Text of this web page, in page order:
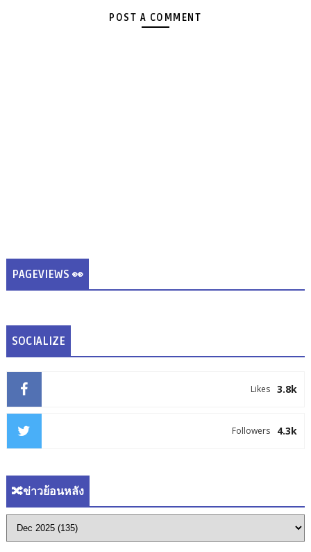
POST A COMMENT
PAGEVIEWS 👀
SOCIALIZE
3.8k
Likes
4.3k
Followers
🔀ข่าวย้อนหลัง